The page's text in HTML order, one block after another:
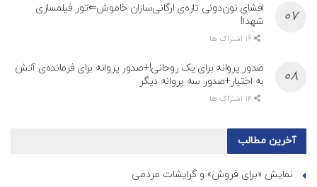
افشای نون‌دونی تازه‌ی ارگانی‌سازان خاموش⇐تور فیلمسازی
شهدا!
صدور پروانه برای یک روحانی!+صدور پروانه برای فرمانده‌ی آتش
به اختیار+صدور سه پروانه دیگر
آخرین مطالب
نمایش «برای فروش» و گرایشات مردمی